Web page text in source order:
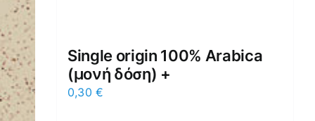
Single origin 100% Arabica
(μονή δόση) +
0,30€